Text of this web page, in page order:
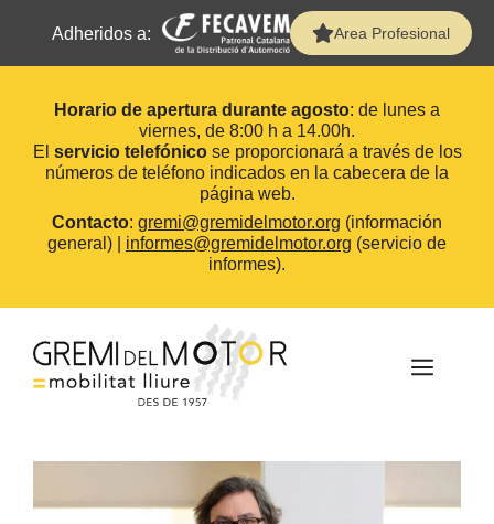
Adheridos a: Area Profesional
Horario de apertura durante agosto: de lunes a
viernes, de 8:00 h a 14.00h.
El servicio telefónicose proporcionará a través de los
números de teléfono indicados en la cabecera de la
página web.
Contacto: gremi@gremidelmotor.org (información
general) | informes@gremidelmotor.org (servicio de
informes).
contenido